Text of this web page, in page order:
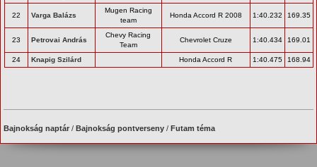
22 Varga Balázs
Mugen Racing
team
Honda Accord R 2008 1:40.232 169.35
23 Petrovai András
Chevy Racing
Team
Chevrolet Cruze 1:40.434 169.01
24 Knapig Szilárd Honda Accord R 1:40.475 168.94
Bajnokság naptár /Bajnokság pontverseny /Futam téma